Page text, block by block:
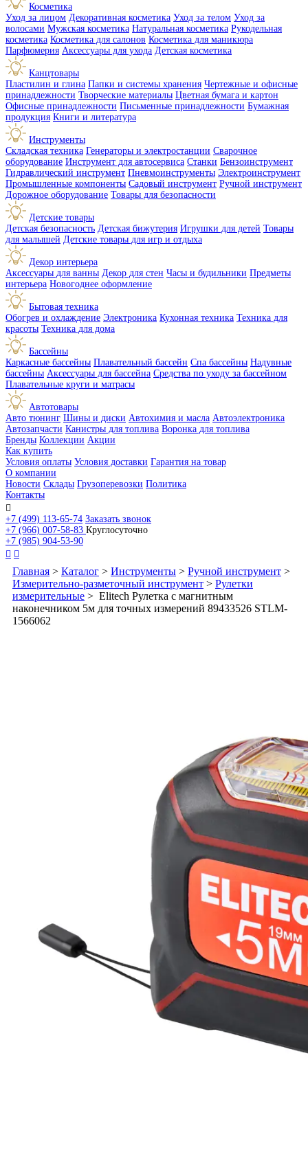
Косметика
Уход за лицом Декоративная косметика Уход за телом Уход за
волосами Мужская косметика Натуральная косметика Рукодельная
косметика Косметика для салонов Косметика для маникюра
Парфюмерия Аксессуары для ухода Детская косметика
Канцтовары
Пластилин и глина Папки и системы хранения Чертежные и офисные
принадлежности Творческие материалы Цветная бумага и картон
Офисные принадлежности Письменные принадлежности Бумажная
продукция Книги и литература
Инструменты
Складская техника Генераторы и электростанции Сварочное
оборудование Инструмент для автосервиса Станки Бензоинструмент
Гидравлический инструмент Пневмоинструменты Электроинструмент
Промышленные компоненты Садовый инструмент Ручной инструмент
Дорожное оборудование Товары для безопасности
Детские товары
Детская безопасность Детская бижутерия Игрушки для детей Товары
для малышей Детские товары для игр и отдыха
Декор интерьера
Аксессуары для ванны Декор для стен Часы и будильники Предметы
интерьера Новогоднее оформление
Бытовая техника
Обогрев и охлаждение Электроника Кухонная техника Техника для
красоты Техника для дома
Бассейны
Каркасные бассейны Плавательный бассейн Спа бассейны Надувные
бассейны Аксессуары для бассейна Средства по уходу за бассейном
Плавательные круги и матрасы
Автотовары
Авто тюнинг Шины и диски Автохимия и масла Автоэлектроника
Автозапчасти Канистры для топлива Воронка для топлива
Бренды Коллекции Акции
Как купить
Условия оплаты Условия доставки Гарантия на товар
О компании
Новости Склады Грузоперевозки Политика
Контакты

+7 (499) 113-65-74 Заказать звонок
+7 (966) 007-58-83 Круглосуточно
+7 (985) 904-53-90
 
Главная > Каталог > Инструменты > Ручной инструмент >
Измерительно-разметочный инструмент > Рулетки
измерительные > Elitech Рулетка с магнитным
наконечником 5м для точных измерений 89433526 STLM-
1566062